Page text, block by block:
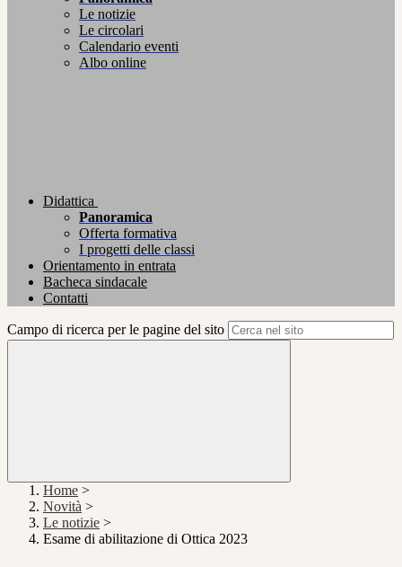
Le notizie
Le circolari
Calendario eventi
Albo online
Didattica
Panoramica
Offerta formativa
I progetti delle classi
Orientamento in entrata
Bacheca sindacale
Contatti
Campo di ricerca per le pagine del sito
Home >
Novità >
Le notizie >
Esame di abilitazione di Ottica 2023